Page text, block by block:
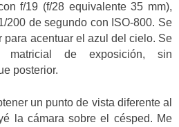
f/19 (f/28 equivalente 35 mm),
200 de segundo con ISO-800. Se
para acentuar el azul del cielo. Se
matricial de exposición, sin
posterior.
un punto de vista diferente al
la cámara sobre el césped. Me